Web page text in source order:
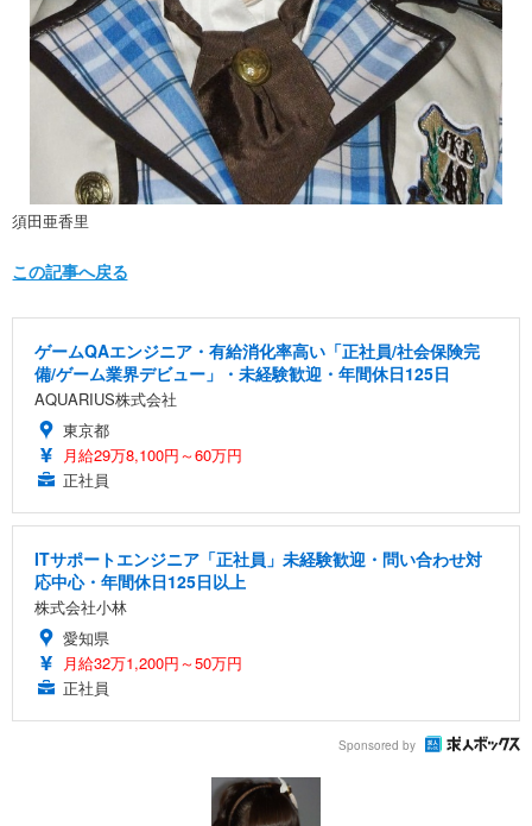
須田亜香里
この記事へ戻る
ゲームQAエンジニア・有給消化率高い「正社員/社会保険完
備/ゲーム業界デビュー」・未経験歓迎・年間休日125日
AQUARIUS株式会社
東京都
月給29万8,100円～60万円
正社員
ITサポートエンジニア「正社員」未経験歓迎・問い合わせ対
応中心・年間休日125日以上
株式会社小林
愛知県
月給32万1,200円～50万円
正社員
Sponsored by